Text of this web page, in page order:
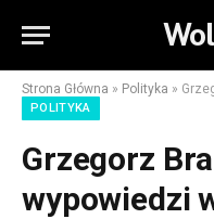
Strona Główna » Polityka » Grzegorz
POLITYKA
Grzegorz
wypowiedzi